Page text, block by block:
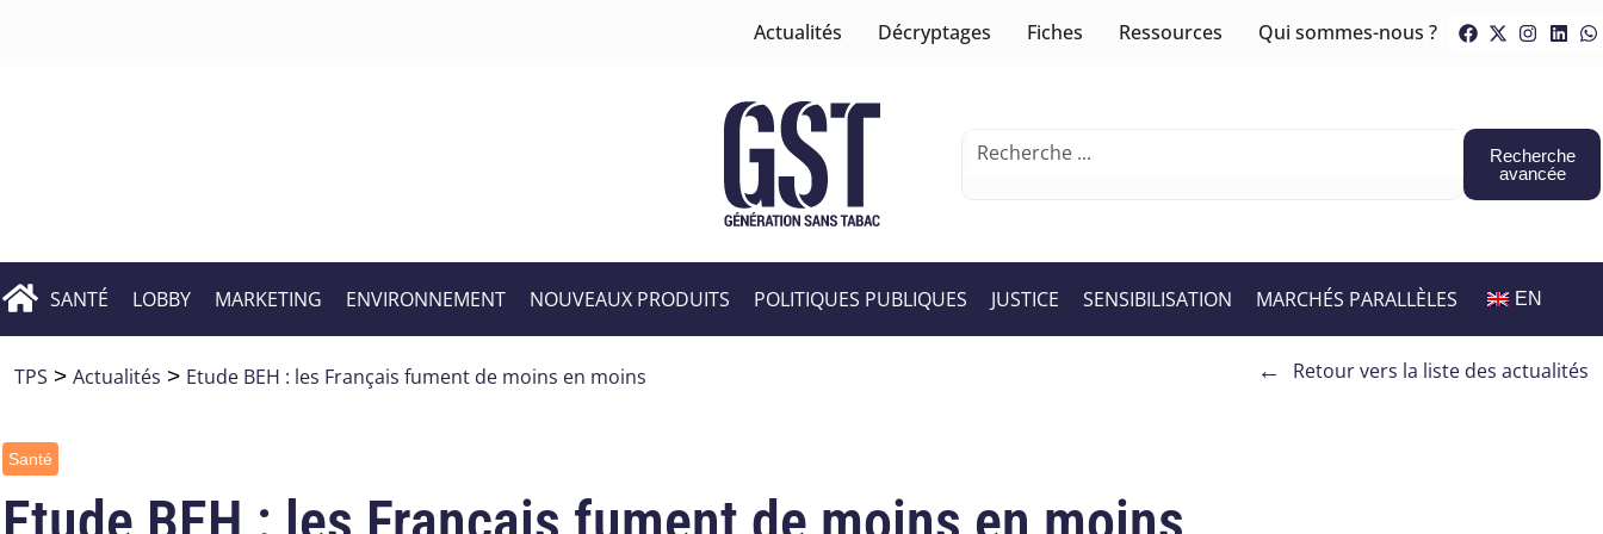
Actualités Décryptages Fiches Ressources Qui sommes-nous ?
Recherche
avancée
SANTÉ LOBBY MARKETING ENVIRONNEMENT NOUVEAUX PRODUITS POLITIQUES PUBLIQUES JUSTICE SENSIBILISATION MARCHÉS PARALLÈLES EN
TPS > Actualités > Etude BEH : les Français fument de moins en moins ← Retour vers la liste des actualités
Santé